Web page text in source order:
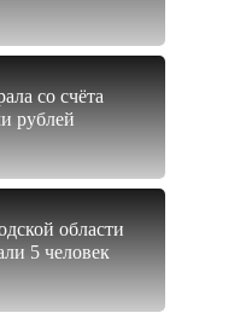
со счёта
рублей
области
5 человек